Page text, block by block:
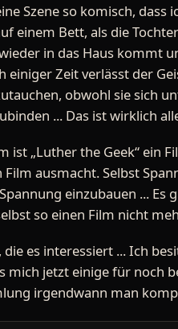
Szene so komisch,
einem Bett, als die
in das Haus kommt
einiger Zeit verlässt der
obwohl sie sich
... Das ist wirklich
ist „Luther the Geek“ ein
Film ausmacht. Selbst
einzubauen ...
so einen Film nicht
es interessiert ... Ich
mich jetzt einige für noch
irgendwann man